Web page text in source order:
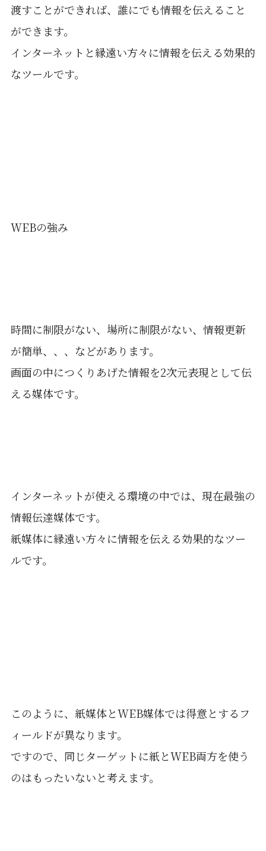
渡すことができれば、誰にでも情報を伝えること
ができます。
インターネットと縁遠い方々に情報を伝える効果的
なツールです。
WEBの強み
時間に制限がない、場所に制限がない、情報更新
が簡単、、、などがあります。
画面の中につくりあげた情報を2次元表現として伝
える媒体です。
インターネットが使える環境の中では、現在最強の
情報伝達媒体です。
紙媒体に縁遠い方々に情報を伝える効果的なツー
ルです。
このように、紙媒体とWEB媒体では得意とするフ
ィールドが異なります。
ですので、同じターゲットに紙とWEB両方を使う
のはもったいないと考えます。